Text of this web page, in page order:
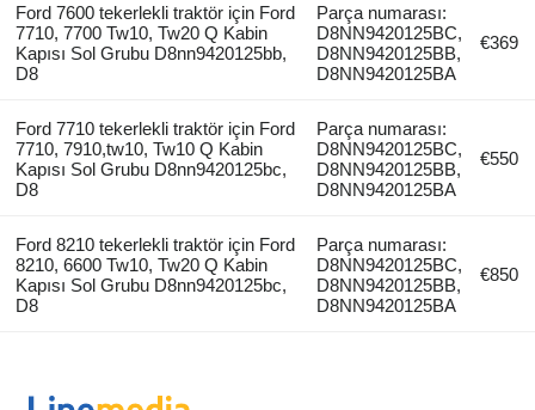
Ford 7600 tekerlekli traktör için Ford
7710, 7700 Tw10, Tw20 Q Kabin
Kapısı Sol Grubu D8nn9420125bb,
D8
Parça numarası:
D8NN9420125BC,
D8NN9420125BB,
D8NN9420125BA
€369
Ford 7710 tekerlekli traktör için Ford
7710, 7910,tw10, Tw10 Q Kabin
Kapısı Sol Grubu D8nn9420125bc,
D8
Parça numarası:
D8NN9420125BC,
D8NN9420125BB,
D8NN9420125BA
€550
Ford 8210 tekerlekli traktör için Ford
8210, 6600 Tw10, Tw20 Q Kabin
Kapısı Sol Grubu D8nn9420125bc,
D8
Parça numarası:
D8NN9420125BC,
D8NN9420125BB,
D8NN9420125BA
€850